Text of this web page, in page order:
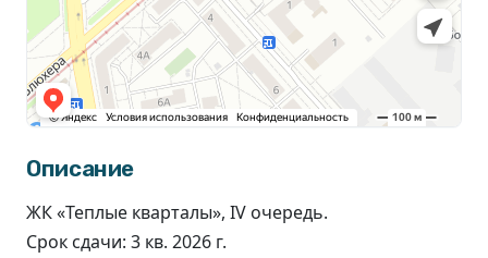
Описание
ЖК «Теплые кварталы», IV очередь.
Срок сдачи: 3 кв. 2026 г.